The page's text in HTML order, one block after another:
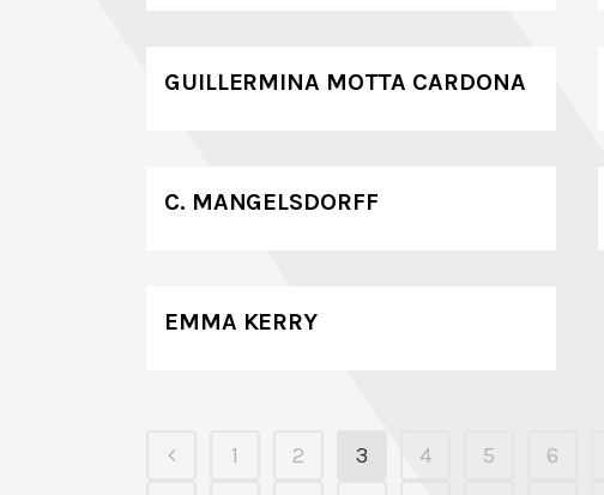
GUILLERMINA MOTTA CARDONA
C. MANGELSDORFF
EMMA KERRY
1 2 3 4 5 6